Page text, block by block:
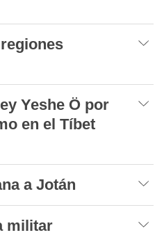
Yeshe Ö por
en el Tíbet
a Jotán
militar